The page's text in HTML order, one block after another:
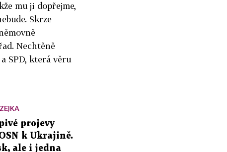
mu ji dopřejme,
Skrze
Nechtěně
SPD, která věru
projevy
k Ukrajině.
ale i jedna